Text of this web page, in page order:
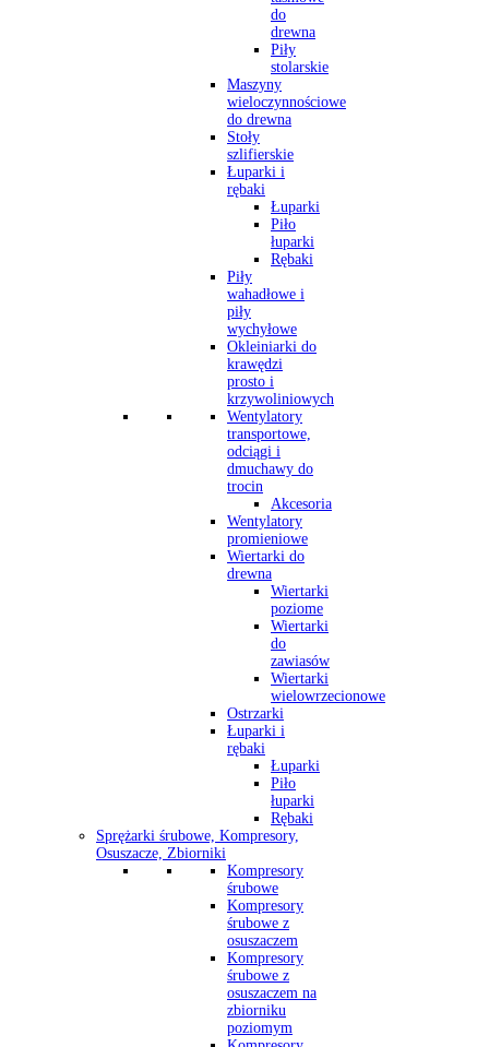
do
drewna
Piły
stolarskie
Maszyny
wieloczynnościowe
do drewna
Stoły
szlifierskie
Łuparki i
rębaki
Łuparki
Piło
łuparki
Rębaki
Piły
wahadłowe i
piły
wychyłowe
Okleiniarki do
krawędzi
prosto i
krzywoliniowych
Wentylatory
transportowe,
odciągi i
dmuchawy do
trocin
Akcesoria
Wentylatory
promieniowe
Wiertarki do
drewna
Wiertarki
poziome
Wiertarki
do
zawiasów
Wiertarki
wielowrzecionowe
Ostrzarki
Łuparki i
rębaki
Łuparki
Piło
łuparki
Rębaki
Sprężarki śrubowe, Kompresory,
Osuszacze, Zbiorniki
Kompresory
śrubowe
Kompresory
śrubowe z
osuszaczem
Kompresory
śrubowe z
osuszaczem na
zbiorniku
poziomym